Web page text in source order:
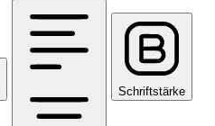
Schriftstärke